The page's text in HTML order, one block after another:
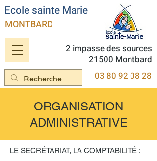
Ecole sainte Marie
MONTBARD
2 impasse des sources
21500 Montbard
03 80 92 08 28
ORGANISATION
ADMINISTRATIVE
LE SECRÉTARIAT, LA COMPTABILITÉ :